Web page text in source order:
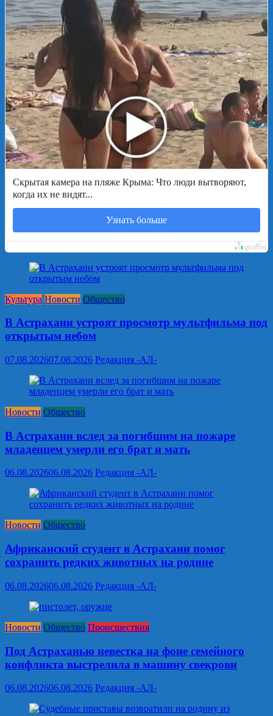
Скрытая камера на пляже Крыма: Что люди вытворяют,
когда их не видят...
Узнать больше
Культура Новости Общество
В Астрахани устроят просмотр мультфильма под
открытым небом
07.08.202607.08.2026 Редакция -АЛ-
Новости Общество
В Астрахани вслед за погибшим на пожаре
младенцем умерли его брат и мать
06.08.202606.08.2026 Редакция -АЛ-
Новости Общество
Африканский студент в Астрахани помог
сохранить редких животных на родине
06.08.202606.08.2026 Редакция -АЛ-
Новости Общество Происшествия
Под Астраханью невестка на фоне семейного
конфликта выстрелила в машину свекрови
06.08.202606.08.2026 Редакция -АЛ-